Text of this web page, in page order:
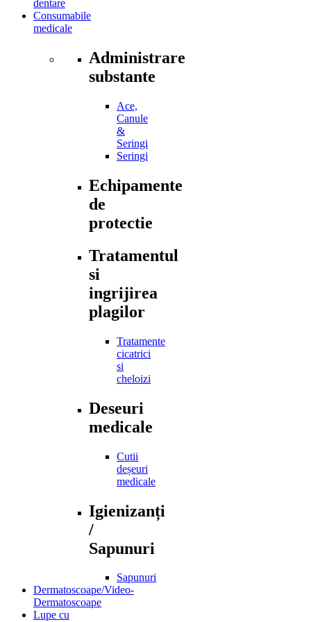
dentare
Consumabile
medicale
Administrare
substante
Ace,
Canule
&
Seringi
Seringi
Echipamente
de
protectie
Tratamentul
si
ingrijirea
plagilor
Tratamente
cicatrici
si
cheloizi
Deseuri
medicale
Cutii
deșeuri
medicale
Igienizanți
/
Sapunuri
Sapunuri
Dermatoscoape/Video-
Dermatoscoape
Lupe cu